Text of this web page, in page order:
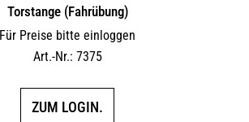
Torstange (Fahrübung)
Für Preise bitte einloggen
Art.-Nr.: 7375
ZUM LOGIN.